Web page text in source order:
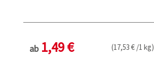
ab 1,49 € (17,53 € /1 kg)